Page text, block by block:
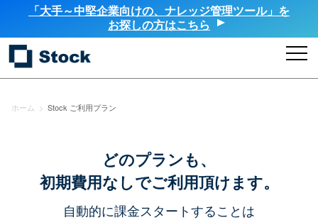
「大手～中堅企業向けの、ナレッジ管理ツール」を
お探しの方はこちら
ホーム > Stock ご利用プラン
どのプランも、
初期費用なしでご利用頂けます。
自動的に課金スタートすることは